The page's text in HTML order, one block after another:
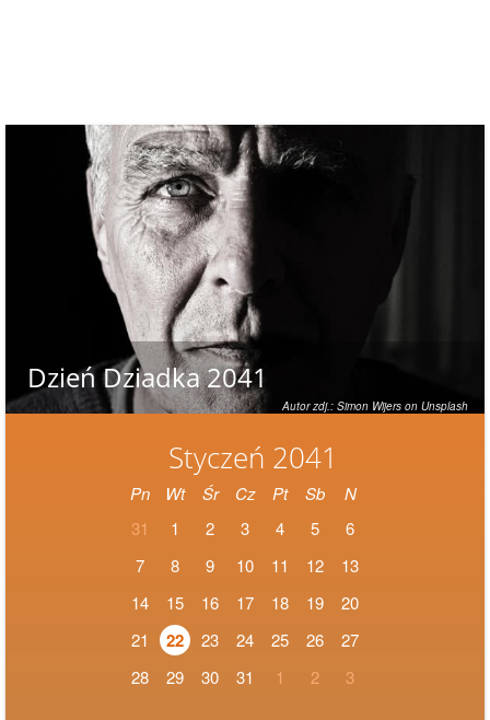
Styczeń 2041
Pn Wt Śr Cz Pt Sb
N
31
1 2 3 4 5
6
7
8 9 10 11 12
13
14
15 16 17 18 19
20
21
22 23 24 25 26
27
28
29 30 31 1 2 3
Dzień Dziadka 2041
Autor zdj.: Simon Wijers on Unsplash